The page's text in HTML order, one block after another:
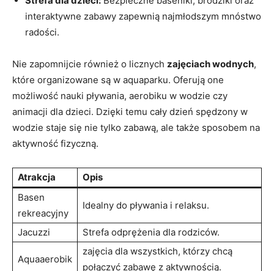
interaktywne zabawy zapewnią najmłodszym mnóstwo
radości.
Nie zapomnijcie również o licznych zajęciach wodnych,
które organizowane są w aquaparku. Oferują one
możliwość nauki pływania, aerobiku w wodzie czy
animacji dla dzieci. Dzięki temu cały dzień spędzony w
wodzie staje się nie tylko zabawą, ale także sposobem na
aktywność fizyczną.
Atrakcja
Opis
Basen
rekreacyjny
Idealny do pływania i relaksu.
Jacuzzi Strefa odprężenia dla rodziców.
Aquaaerobik
zajęcia dla wszystkich, którzy chcą
połączyć zabawę z aktywnością.